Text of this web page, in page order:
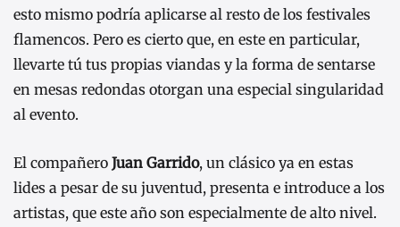
esto mismo podría aplicarse al resto de los festivales
flamencos. Pero es cierto que, en este en particular,
llevarte tú tus propias viandas y la forma de sentarse
en mesas redondas otorgan una especial singularidad
al evento.
El compañero Juan Garrido, un clásico ya en estas
lides a pesar de su juventud, presenta e introduce a los
artistas, que este año son especialmente de alto nivel.